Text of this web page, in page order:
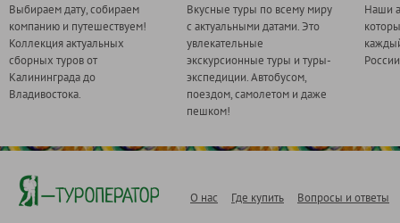
Выбираем дату, собираем
компанию и путешествуем!
Коллекция актуальных
сборных туров от
Калининграда до
Владивостока.
Вкусные туры по всему миру
с актуальными датами. Это
увлекательные
экскурсионные туры и туры-
экспедиции. Автобусом,
поездом, самолетом и даже
пешком!
Наши
О нас Где купить Вопросы и ответы